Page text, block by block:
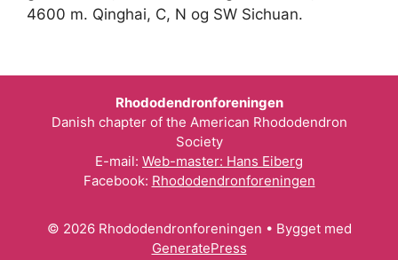
4600 m. Qinghai, C, N og SW Sichuan.
Rhododendronforeningen
Danish chapter of the American Rhododendron
Society
E-mail: Web-master: Hans Eiberg
Facebook: Rhododendronforeningen
© 2026 Rhododendronforeningen • Bygget med
GeneratePress